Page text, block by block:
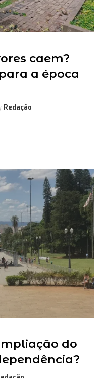
caem?
a época
Redação
do